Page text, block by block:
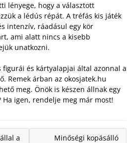
lényege, hogy a választott
a lédús répát. A tréfás kis játék
intenzív, ráadásul egy kör
ami alatt nincs a kisebb
unatkozni.
figurái és kártyalapjai által azonnal a
Remek árban az okosjatek.hu
meg. Önök is készen állnak egy
Ha igen, rendelje meg már most!
a
Minőségi kopásálló